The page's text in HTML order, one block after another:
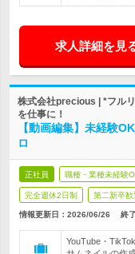
求人詳細を見
株式会社precious | *フル
を仕事に！
【動画編集】未経験
ロ
正社員 職種・業種未経験
完全週休2日制 第二新卒歓
情報更新日：2026/06/26 終
YouTube・